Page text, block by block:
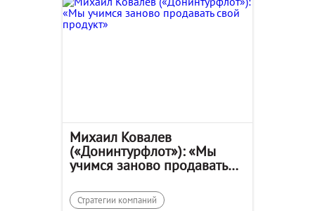
Михаил Ковалев
(«Донинтурфлот»): «Мы
учимся заново продавать
Стратегии компаний